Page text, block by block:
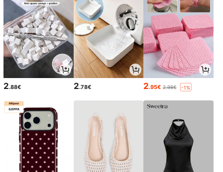
2.88€ 2.78€ 2.95€ 2.98€ -1%